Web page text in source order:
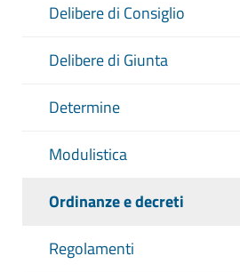
Delibere di Consiglio
Delibere di Giunta
Determine
Modulistica
Ordinanze e decreti
Regolamenti